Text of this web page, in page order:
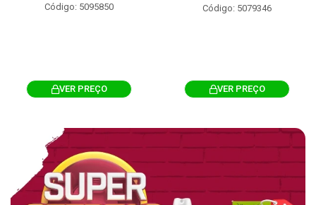
Código: 5095850
VER PREÇO
Código: 5079346
VER PREÇO